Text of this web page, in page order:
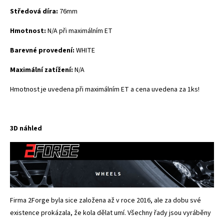
Středová díra: 76mm
Hmotnost: N/A při maximálním ET
Barevné provedení: WHITE
Maximální zatížení: N/A
Hmotnost je uvedena při maximálním ET a cena uvedena za 1ks!
3D náhled
Firma 2Forge byla sice založena až v roce 2016, ale za dobu své
existence prokázala, že kola dělat umí. Všechny řady jsou vyráběny